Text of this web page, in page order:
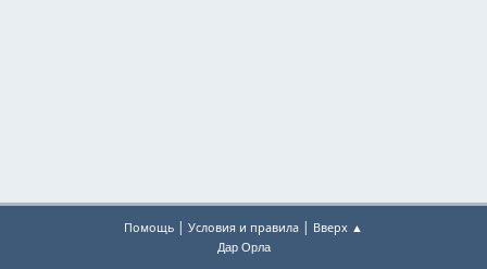
Помощь | Условия и правила | Вверх ▲
Дар Орла